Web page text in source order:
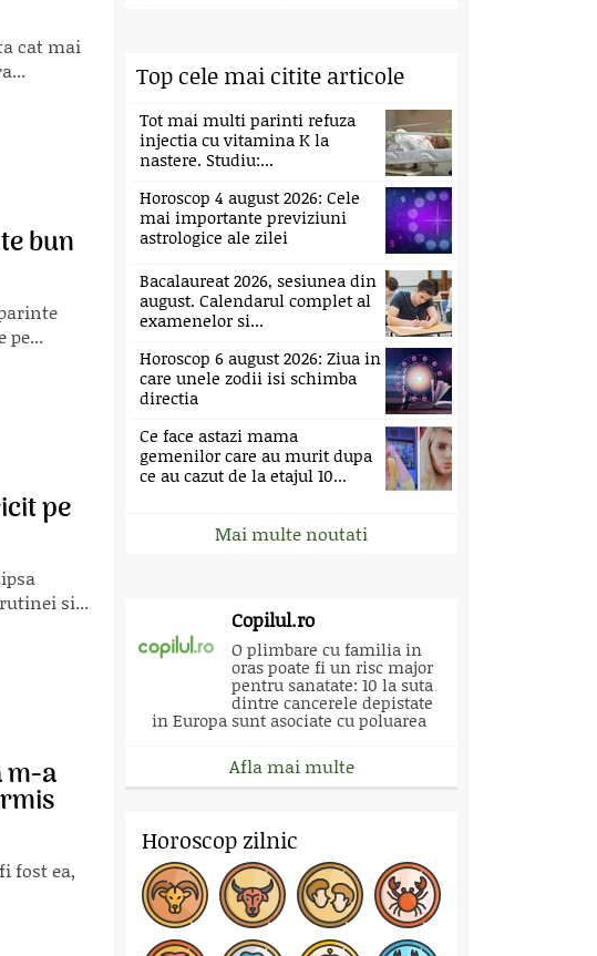
cat mai
bun
pe...
pe
si...
m-a
fost ea,
Top cele mai citite articole
Tot mai multi parinti refuza
injectia cu vitamina K la
nastere. Studiu:...
Horoscop 4 august 2026: Cele
mai importante previziuni
astrologice ale zilei
Bacalaureat 2026, sesiunea din
august. Calendarul complet al
examenelor si...
Horoscop 6 august 2026: Ziua in
care unele zodii isi schimba
directia
Ce face astazi mama
gemenilor care au murit dupa
ce au cazut de la etajul 10...
Mai multe noutati
Copilul.ro
O plimbare cu familia in
oras poate fi un risc major
pentru sanatate: 10 la suta
dintre cancerele depistate
in Europa sunt asociate cu poluarea
Afla mai multe
Horoscop zilnic